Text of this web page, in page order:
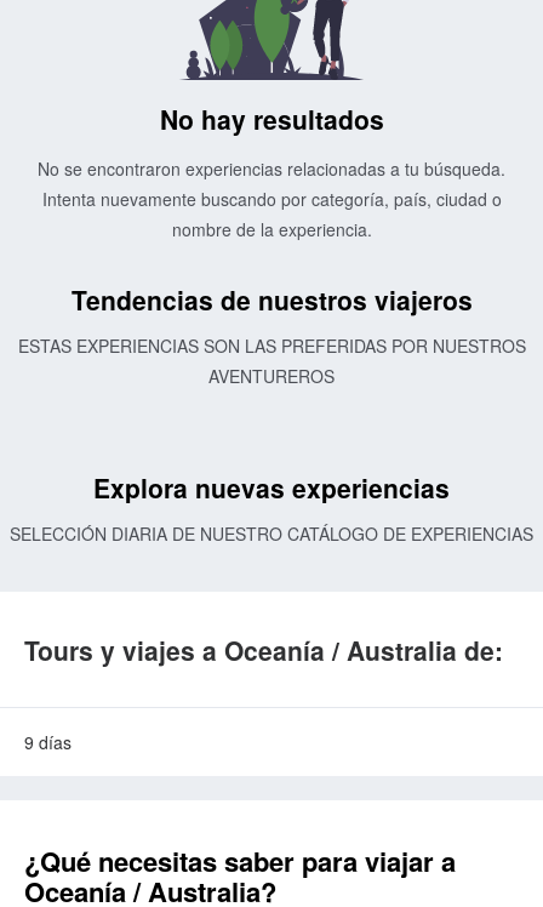
No hay resultados
No se encontraron experiencias relacionadas a tu búsqueda.
Intenta nuevamente buscando por categoría, país, ciudad o
nombre de la experiencia.
Tendencias de nuestros viajeros
ESTAS EXPERIENCIAS SON LAS PREFERIDAS POR NUESTROS
AVENTUREROS
Explora nuevas experiencias
SELECCIÓN DIARIA DE NUESTRO CATÁLOGO DE EXPERIENCIAS
Tours y viajes a Oceanía / Australia de:
9 días
¿Qué necesitas saber para viajar a
Oceanía / Australia?